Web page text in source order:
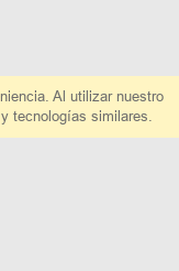
Al utilizar nuestro
tecnologías similares.